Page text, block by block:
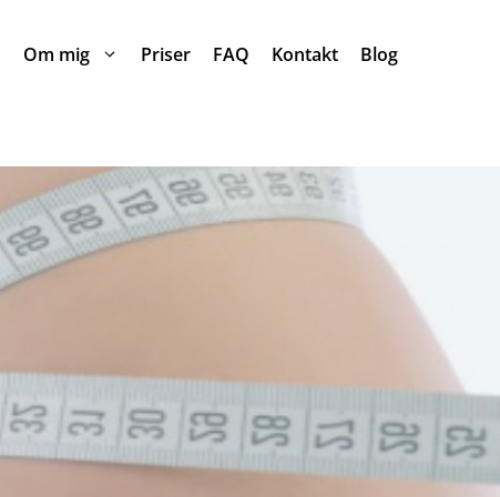
Om mig Priser FAQ Kontakt Blog